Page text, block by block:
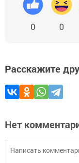
0 0
Расскажите
Нет